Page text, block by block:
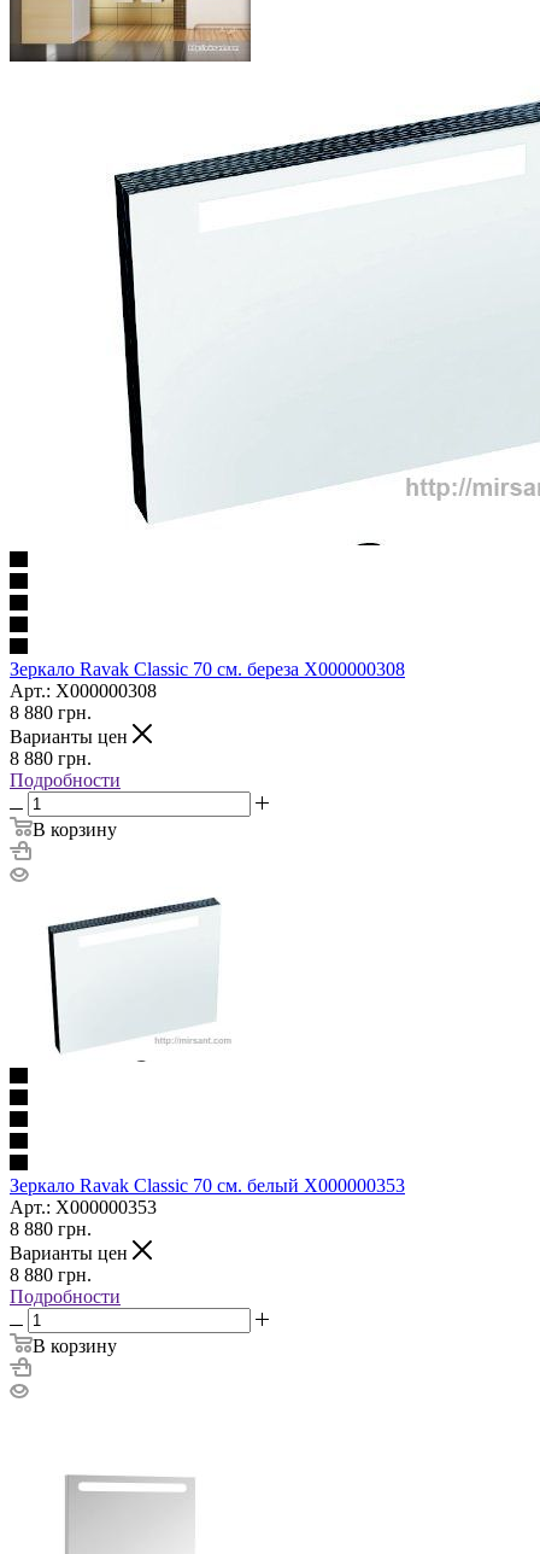
Зеркало Ravak Classic 70 см. береза X000000308
Арт.: X000000308
8 880 грн.
Варианты цен
8 880 грн.
Подробности
В корзину
Зеркало Ravak Classic 70 см. белый X000000353
Арт.: X000000353
8 880 грн.
Варианты цен
8 880 грн.
Подробности
В корзину